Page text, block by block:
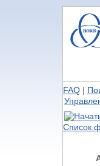
FAQ |
Список